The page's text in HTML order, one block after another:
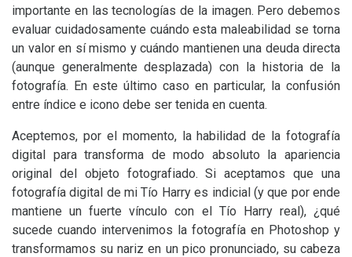
importante en las tecnologías de la imagen. Pero debemos
evaluar cuidadosamente cuándo esta maleabilidad se torna
un valor en sí mismo y cuándo mantienen una deuda directa
(aunque generalmente desplazada) con la historia de la
fotografía. En este último caso en particular, la confusión
entre índice e icono debe ser tenida en cuenta.
Aceptemos, por el momento, la habilidad de la fotografía
digital para transforma de modo absoluto la apariencia
original del objeto fotografiado. Si aceptamos que una
fotografía digital de mi Tío Harry es indicial (y que por ende
mantiene un fuerte vínculo con el Tío Harry real), ¿qué
sucede cuando intervenimos la fotografía en Photoshop y
transformamos su nariz en un pico pronunciado, su cabeza